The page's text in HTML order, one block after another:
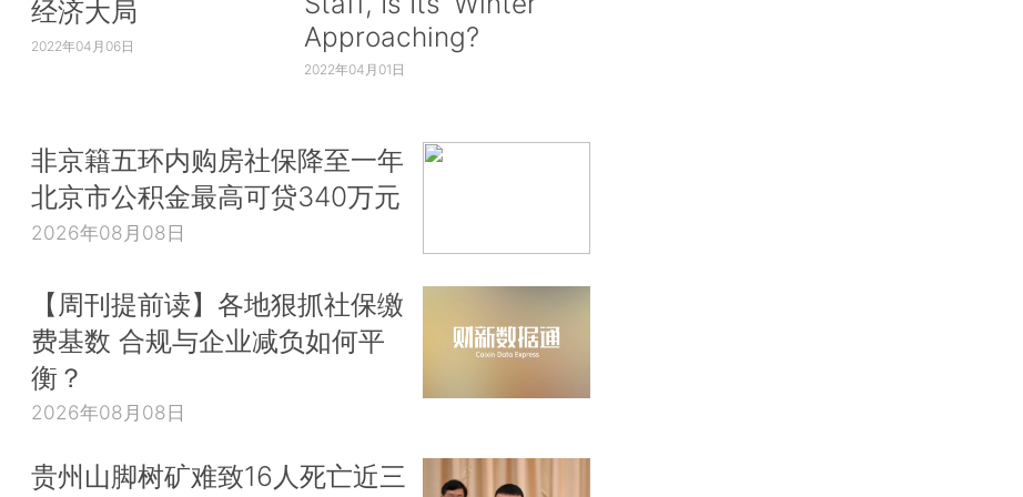
经济大局
2022年04月06日
Approaching?
2022年04月01日
非京籍五环内购房社保降至一年
北京市公积金最高可贷340万元
2026年08月08日
【周刊提前读】各地狠抓社保缴
费基数 合规与企业减负如何平
衡？
2026年08月08日
贵州山脚树矿难致16人死亡近三